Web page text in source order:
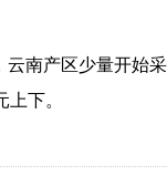
南产区少量开始
下。